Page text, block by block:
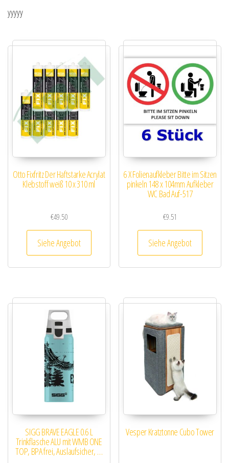
yyyyy
Otto Fixfritz Der Haftstarke Acrylat
Klebstoff weiß 10 x 310 ml
€49.50
Siehe Angebot
6 X Folienaufkleber Bitte im Sitzen
pinkeln 148 x 104mm Aufkleber
WC Bad Auf-517
€9.51
Siehe Angebot
SIGG BRAVE EAGLE 0.6 L
Trinkflasche ALU mit WMB ONE
TOP, BPA frei, Auslaufsicher, …
Vesper Kratztonne Cubo Tower